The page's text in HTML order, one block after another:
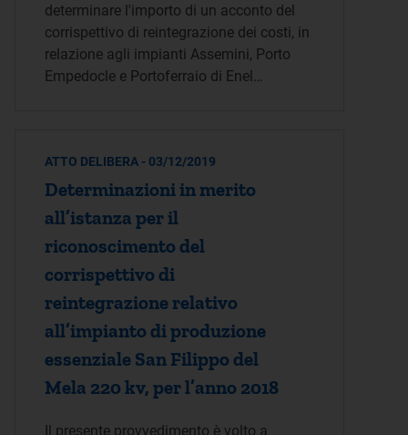
determinare l'importo di un acconto del
corrispettivo di reintegrazione dei costi, in
relazione agli impianti Assemini, Porto
Empedocle e Portoferraio di Enel…
ATTO DELIBERA - 03/12/2019
Determinazioni in merito
all’istanza per il
riconoscimento del
corrispettivo di
reintegrazione relativo
all’impianto di produzione
essenziale San Filippo del
Mela 220 kv, per l’anno 2018
Il presente provvedimento è volto a